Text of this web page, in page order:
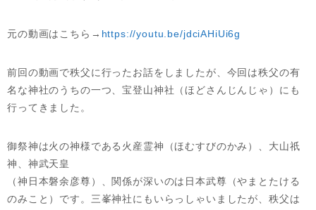
元の動画はこちら→ https://youtu.be/jdciAHiUi6g
前回の動画で秩父に行ったお話をしましたが、今回は秩父の有
名な神社のうちの一つ、宝登山神社（ほどさんじんじゃ）にも
行ってきました。
御祭神は火の神様である火産霊神（ほむすびのかみ）、大山祇
神、神武天皇
（神日本磐余彦尊）、関係が深いのは日本武尊（やまとたける
のみこと）です。三峯神社にもいらっしゃいましたが、秩父は